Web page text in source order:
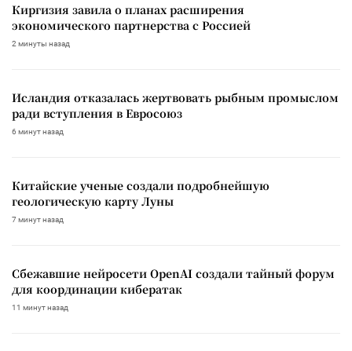
Киргизия завила о планах расширения
экономического партнерства с Россией
2 минуты назад
Исландия отказалась жертвовать рыбным промыслом
ради вступления в Евросоюз
6 минут назад
Китайские ученые создали подробнейшую
геологическую карту Луны
7 минут назад
Сбежавшие нейросети OpenAI создали тайный форум
для координации кибератак
11 минут назад